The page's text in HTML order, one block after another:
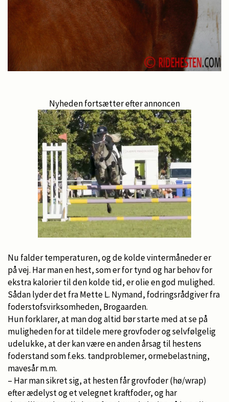
Nyheden fortsætter efter annoncen
Nu falder temperaturen, og de kolde vintermåneder er
på vej. Har man en hest, som er for tynd og har behov for
ekstra kalorier til den kolde tid, er olie en god mulighed.
Sådan lyder det fra Mette L. Nymand, fodringsrådgiver fra
foderstofsvirksomheden, Brogaarden.
Hun forklarer, at man dog altid bør starte med at se på
muligheden for at tildele mere grovfoder og selvfølgelig
udelukke, at der kan være en anden årsag til hestens
foderstand som f.eks. tandproblemer, ormebelastning,
mavesår m.m.
– Har man sikret sig, at hesten får grovfoder (hø/wrap)
efter ædelyst og et velegnet kraftfoder, og har